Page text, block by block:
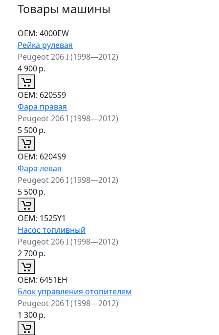
Товары машины
ОЕМ: 4000EW
Рейка рулевая
Peugeot 206 I (1998—2012)
4 900р.
ОЕМ: 6205S9
Фара правая
Peugeot 206 I (1998—2012)
5 500р.
ОЕМ: 6204S9
Фара левая
Peugeot 206 I (1998—2012)
5 500р.
ОЕМ: 1525Y1
Насос топливный
Peugeot 206 I (1998—2012)
2 700р.
ОЕМ: 6451EH
Блок управления отопителем
Peugeot 206 I (1998—2012)
1 300р.